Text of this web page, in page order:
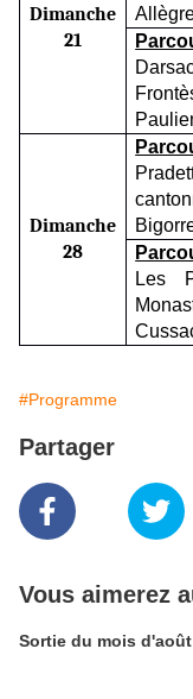
Dimanche
21
Dimanche
28
Les
#Programme
Partager
Vous aimerez
Sortie du mois d'août